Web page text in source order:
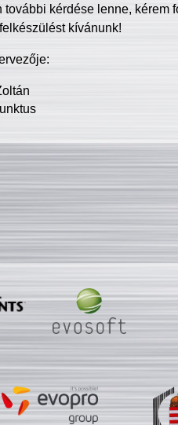
további kérdése lenne, kérem
kívánunk!